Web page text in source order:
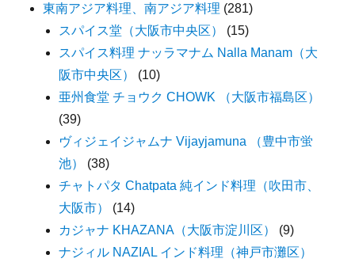
東南アジア料理、南アジア料理 (281)
スパイス堂（大阪市中央区）
(15)
スパイス料理 ナッラマナム Nalla Manam（大
阪市中央区）
(10)
亜州食堂 チョウク CHOWK （大阪市福島区）
(39)
ヴィジェイジャムナ Vijayjamuna （豊中市蛍
池）
(38)
チャトパタ Chatpata 純インド料理（吹田市、
大阪市）
(14)
カジャナ KHAZANA（大阪市淀川区）
(9)
ナジィル NAZIAL インド料理（神戸市灘区）